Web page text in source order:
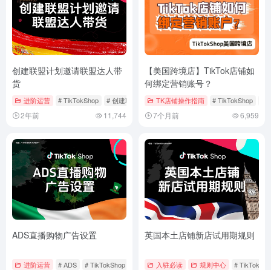
创建联盟计划邀请联盟达人带
货
进阶运营 # TikTokShop # 创建联盟计划 # 定向计划
2年前 11,744
【美国跨境店】TikTok店铺如
何绑定营销账号？
TK店铺操作指南 # TikTokShop
7个月前 6,959
ADS直播购物广告设置
进阶运营 # ADS # TikTokShop # 广告投放
英国本土店铺新店试用期规则
入驻必读 规则中心 #